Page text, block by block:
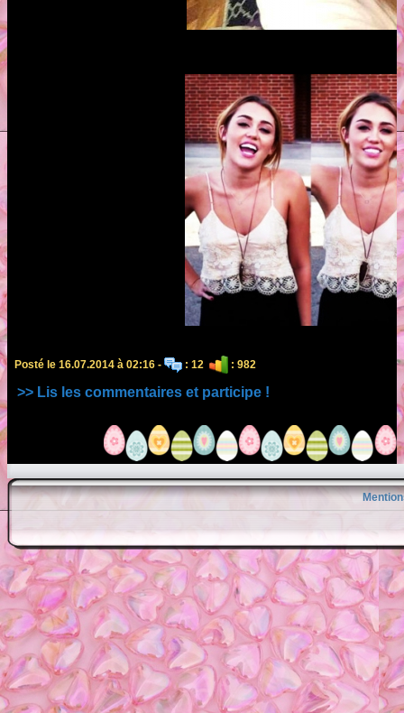
Posté le 16.07.2014 à 02:16 - : 12 : 982
>> Lis les commentaires et participe !